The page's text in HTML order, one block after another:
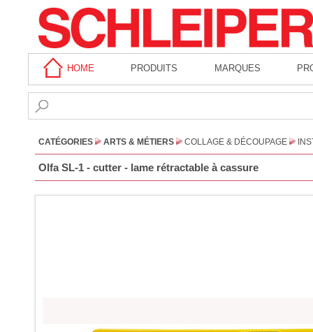
HOME PRODUITS MARQUES
CATÉGORIES ARTS & MÉTIERS COLLAGE & DÉCOUPAGE
Olfa SL-1 - cutter - lame rétractable à cassure